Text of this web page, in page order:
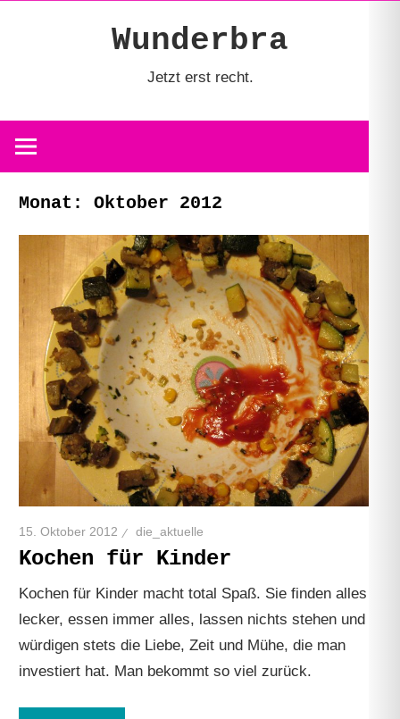
Wunderbra
Jetzt erst recht.
Monat:Oktober 2012
15. Oktober 2012 die_aktuelle
Kochen für Kinder
Kochen für Kinder macht total Spaß. Sie finden alles
lecker, essen immer alles, lassen nichts stehen und
würdigen stets die Liebe, Zeit und Mühe, die man
investiert hat. Man bekommt so viel zurück.